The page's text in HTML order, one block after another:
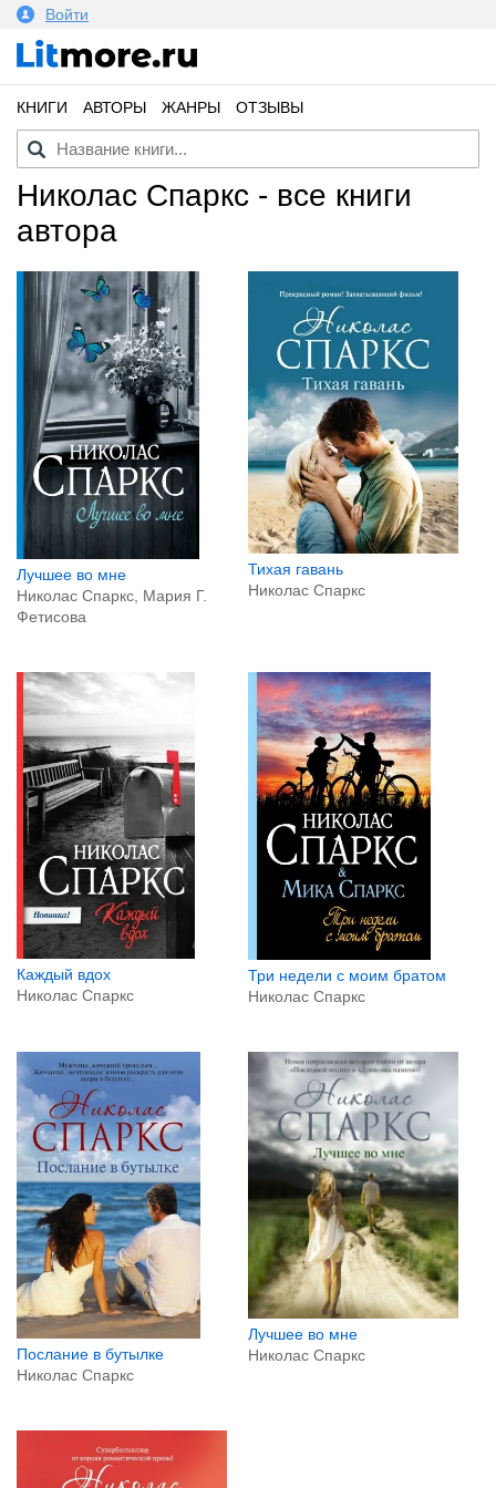
Войти
КНИГИ АВТОРЫ ЖАНРЫ ОТЗЫВЫ
Николас Спаркс - все книги
автора
Лучшее во мне
Николас Спаркс, Мария Г.
Фетисова
Тихая гавань
Николас Спаркс
Каждый вдох
Николас Спаркс
Три недели с моим братом
Николас Спаркс
Послание в бутылке
Николас Спаркс
Лучшее во мне
Николас Спаркс